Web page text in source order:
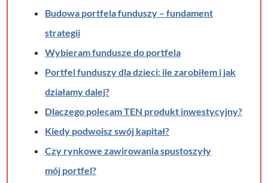
Budowa portfela funduszy – fundament
strategii
Wybieram fundusze do portfela
Portfel funduszy dla dzieci: ile zarobiłem i jak
działamy dalej?
Dlaczego polecam TEN produkt inwestycyjny?
Kiedy podwoisz swój kapitał?
Czy rynkowe zawirowania spustoszyły
mój portfel?